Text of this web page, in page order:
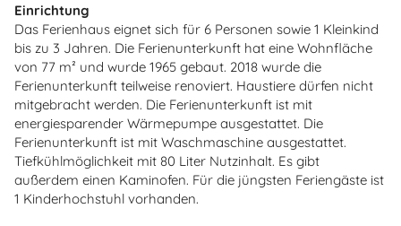
Einrichtung
Das Ferienhaus eignet sich für 6 Personen sowie 1 Kleinkind
bis zu 3 Jahren. Die Ferienunterkunft hat eine Wohnfläche
von 77 m² und wurde 1965 gebaut. 2018 wurde die
Ferienunterkunft teilweise renoviert. Haustiere dürfen nicht
mitgebracht werden. Die Ferienunterkunft ist mit
energiesparender Wärmepumpe ausgestattet. Die
Ferienunterkunft ist mit Waschmaschine ausgestattet.
Tiefkühlmöglichkeit mit 80 Liter Nutzinhalt. Es gibt
außerdem einen Kaminofen. Für die jüngsten Feriengäste ist
1 Kinderhochstuhl vorhanden.